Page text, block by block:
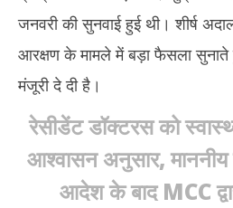
जनवरी की सुनवाई हुई थी। शीर्ष
आरक्षण के मामले में बड़ा फैसला
मंजूरी दे दी है।
रेसीडेंट डॉक्टरस को
आश्वासन अनुसार, माननीय
आदेश के बाद MCC